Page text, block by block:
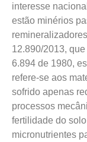
interesse
estão minérios
12.890/2013,
6.894 de 1980,
refere-se aos
sofrido apenas
processos
fertilidade do
micronutrientes